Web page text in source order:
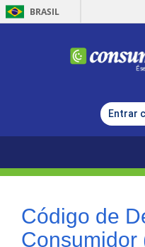
BRASIL
Entrar
Código de
Consumidor